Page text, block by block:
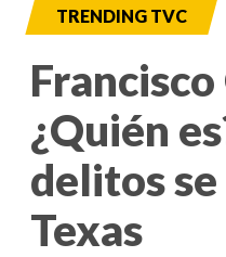
TRENDING TVC
¿Quién
delitos se
Texas